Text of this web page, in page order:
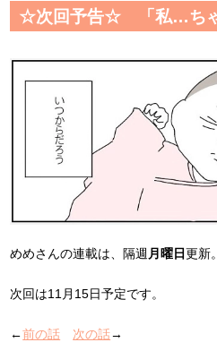
☆次回予告☆ 「私…ちゃ
めめさんの連載は、隔週 月曜日更新。
次回は11月15日予定です。
←前の話 次の話→